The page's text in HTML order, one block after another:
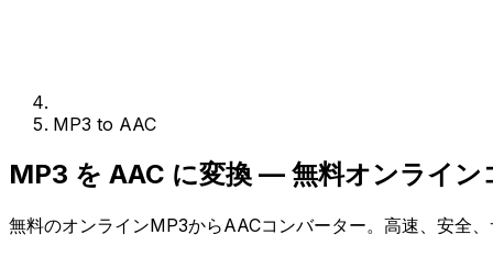
MP3 to AAC
MP3 を AAC に変換 — 無料オンライン
無料のオンラインMP3からAACコンバーター。高速、安全